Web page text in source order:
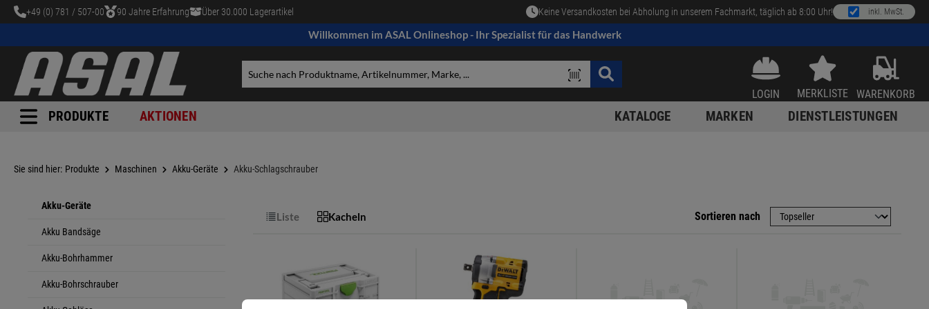
springen
+49 (0) 781 / 507-00 90 Jahre Erfahrung Über 30.000 Lagerartikel Keine Versandkosten bei Abholung in unserem Fachmarkt, täglich ab 8:00 Uhr! inkl. MwSt.
Willkommen im ASAL Onlineshop - Ihr Spezialist für das Handwerk
LOGIN MERKLISTE WARENKORB
PRODUKTE AKTIONEN KATALOGE MARKEN DIENSTLEISTUNGEN
Sie sind hier: Produkte Maschinen Akku-Geräte Akku-Schlagschrauber
Akku-Geräte
Akku Bandsäge
Akku-Bohrhammer
Akku-Bohrschrauber
Liste Kacheln Sortieren nach